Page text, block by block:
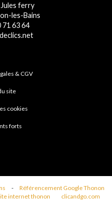
ferry
les-Bains
71 63 64
& CGV
site
cookies
forts
-
Référencement Google Thonon
internet thonon clicandgo.com